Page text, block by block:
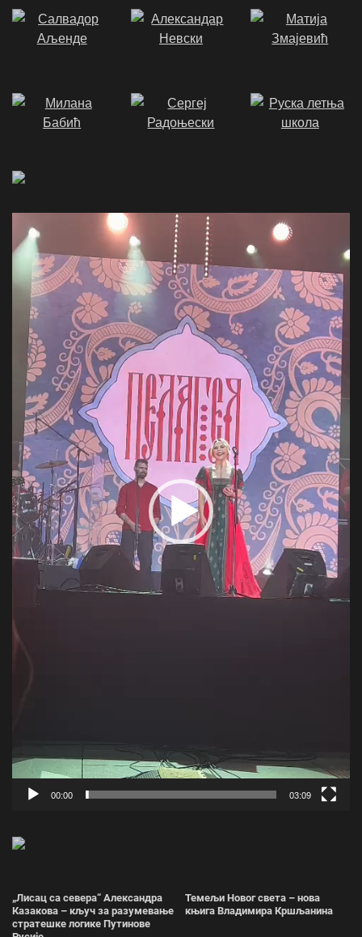
Player
00:00 03:09
„Лисац са севера“ Александра
Казакова – кључ за разумевање
стратешке логике Путинове
Темељи Новог света – нова
књига Владимира Кршљанина